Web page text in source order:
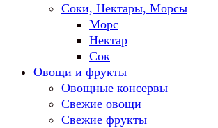
Соки, Нектары, Морсы
Морс
Нектар
Сок
Овощи и фрукты
Овощные консервы
Свежие овощи
Свежие фрукты